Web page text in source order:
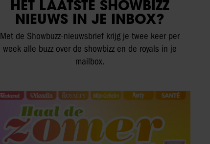
HET LAATSTE SHOWBIZZ
NIEUWS IN JE INBOX?
Met de Showbuzz-nieuwsbrief krijg je twee keer per
week alle buzz over de showbizz en de royals in je
mailbox.